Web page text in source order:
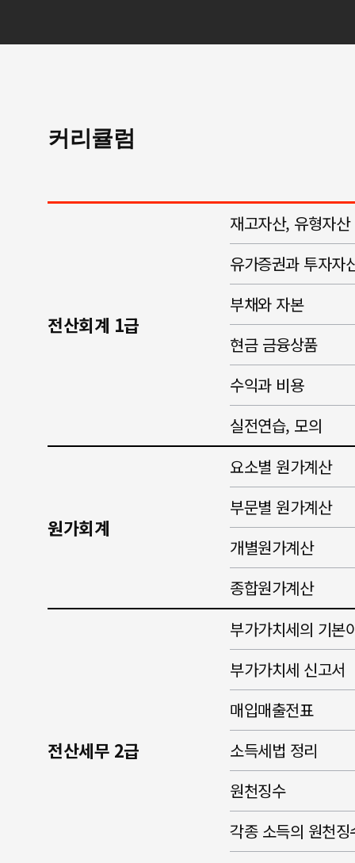
커리큘럼
전산회계 1급
재고자산, 유형자산
유가증권과 투자자
부채와 자본
현금 금융상품
수익과 비용
실전연습, 모의
원가회계
요소별 원가계산
부문별 원가계산
개별원가계산
종합원가계산
전산세무 2급
부가가치세의 기본
부가가치세 신고서
매입매출전표
소득세법 정리
원천징수
각종 소득의 원천징